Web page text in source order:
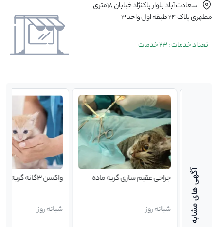
سعادت آباد بلوار پاکنژاد خیابان ۱۸متری
مطهری پلاک ۲۴ طبقه اول واحد ۳
تعداد خدمات : 23 خدمات
جراحی عقیم سازی گربه ماده
شبانه روز
واکسن ۳گانه گربه
شبانه روز